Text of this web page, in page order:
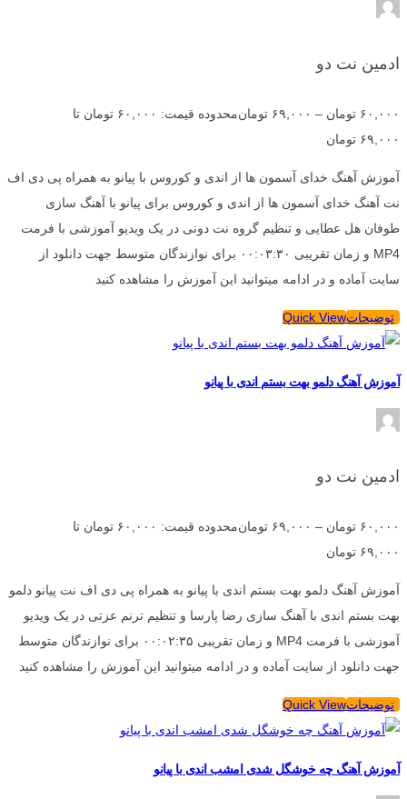
ادمین نت دو
۶۰,۰۰۰ تومان – ۶۹,۰۰۰ تومان
محدوده قیمت: ۶۰,۰۰۰ تومان تا
۶۹,۰۰۰ تومان
آموزش آهنگ خدای آسمون ها از اندی و کوروس با پیانو به همراه پی دی اف
نت آهنگ خدای آسمون ها از اندی و کوروس برای پیانو با آهنگ سازی
طوفان هل عطایی و تنظیم گروه نت دونی در یک ویدیو آموزشی با فرمت
MP4 و زمان تقریبی ۰۰:۰۳:۳۰ برای نوازندگان متوسط جهت دانلود از
سایت آماده و در ادامه میتوانید این آموزش را مشاهده کنید
توضیحاتQuick View
آموزش آهنگ دلمو بهت بستم اندی با پیانو
ادمین نت دو
۶۰,۰۰۰ تومان – ۶۹,۰۰۰ تومان
محدوده قیمت: ۶۰,۰۰۰ تومان تا
۶۹,۰۰۰ تومان
آموزش آهنگ دلمو بهت بستم اندی با پیانو به همراه پی دی اف نت پیانو دلمو
بهت بستم اندی با آهنگ سازی رضا پارسا و تنظیم ترنم عزتی در یک ویدیو
آموزشی با فرمت MP4 و زمان تقریبی ۰۰:۰۲:۳۵ برای نوازندگان متوسط
جهت دانلود از سایت آماده و در ادامه میتوانید این آموزش را مشاهده کنید
توضیحاتQuick View
آموزش آهنگ چه خوشگل شدی امشب اندی با پیانو